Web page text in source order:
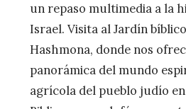
un repaso multimedia a la
Israel. Visita al Jardín
Hashmona, donde nos
panorámica del mundo
agrícola del pueblo judío